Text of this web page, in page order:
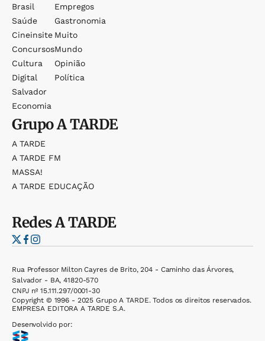
Brasil
Saúde
Cineinsite
Concursos
Cultura
Digital
Salvador
Economia
Empregos
Gastronomia
Muito
Mundo
Opinião
Política
GrupoA TARDE
A TARDE
A TARDE FM
MASSA!
A TARDE EDUCAÇÃO
RedesA TARDE
Rua Professor Milton Cayres de Brito, 204 - Caminho das Árvores,
Salvador - BA, 41820-570
CNPJ nº 15.111.297/0001-30
Copyright © 1996 - 2025 Grupo A TARDE. Todos os direitos reservados.
EMPRESA EDITORA A TARDE S.A.
Desenvolvido por: